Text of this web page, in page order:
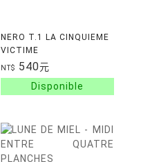
NERO T.1 LA CINQUIEME
VICTIME
NT$ 540元